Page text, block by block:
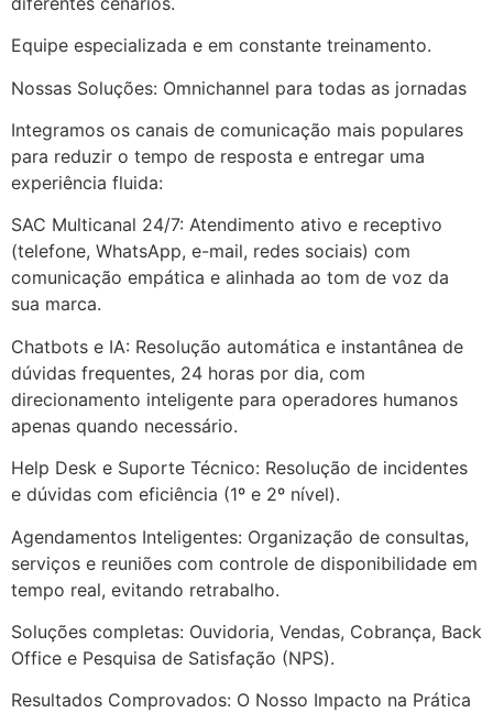
Equipe especializada e em constante treinamento.
Nossas Soluções: Omnichannel para todas as jornadas
Integramos os canais de comunicação mais populares
para reduzir o tempo de resposta e entregar uma
experiência fluida:
SAC Multicanal 24/7: Atendimento ativo e receptivo
(telefone, WhatsApp, e-mail, redes sociais) com
comunicação empática e alinhada ao tom de voz da
sua marca.
Chatbots e IA: Resolução automática e instantânea de
dúvidas frequentes, 24 horas por dia, com
direcionamento inteligente para operadores humanos
apenas quando necessário.
Help Desk e Suporte Técnico: Resolução de incidentes
e dúvidas com eficiência (1º e 2º nível).
Agendamentos Inteligentes: Organização de consultas,
serviços e reuniões com controle de disponibilidade em
tempo real, evitando retrabalho.
Soluções completas: Ouvidoria, Vendas, Cobrança, Back
Office e Pesquisa de Satisfação (NPS).
Resultados Comprovados: O Nosso Impacto na Prática